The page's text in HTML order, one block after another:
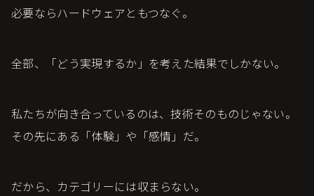
必要ならハードウェアともつなぐ。
全部、「どう実現するか」を考えた結果でしかない。
私たちが向き合っているのは、技術そのものじゃない。
その先にある「体験」や「感情」だ。
だから、カテゴリーには収まらない。